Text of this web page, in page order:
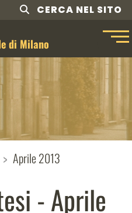
CERCA NEL SITO
di Milano
Aprile 2013
- Aprile